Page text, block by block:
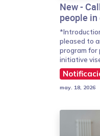
New -
people in
pleased to
program for
initiative
may. 18, 2026